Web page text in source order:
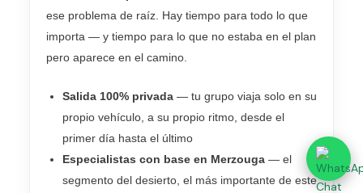
ese problema de raíz. Hay tiempo para todo lo que
importa — y tiempo para lo que no estaba en el plan
pero aparece en el camino.
Salida 100% privada — tu grupo viaja solo en su
propio vehículo, a su propio ritmo, desde el
primer día hasta el último
Especialistas con base en Merzouga — el
segmento del desierto, el más importante de este